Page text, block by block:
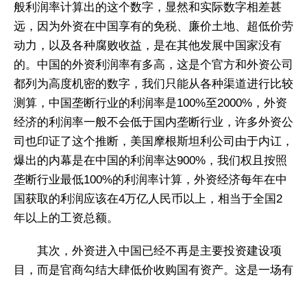
般利润率计算出的这个数字，显然和实际数字相差甚
远，因为外资在中国享有的免税、廉价土地、超低价劳
动力，以及各种腐败收益，是在其他发展中国家没有
的。中国的外资利润率有多高，这是个官方和外资公司
都列为高度机密的数字，我们只能从各种渠道进行比较
测算，中国垄断行业的利润率是100%至2000%，外资
经济的利润率一般不会低于国内垄断行业，许多外资公
司也印证了这个推断，美国摩根斯坦利公司由于内讧，
爆出的内幕是在中国的利润率达900%，我们权且按照
垄断行业最低100%的利润率计算，外资经济每年在中
国获取的利润应该在4万亿人民币以上，相当于全国2
年以上的工资总额。
其次，外资进入中国已经不再是主要投资建设项
目，而是官商勾结大肆低价收购国有资产。这是一场有